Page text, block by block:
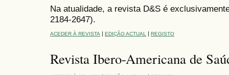
Na atualidade, a revista D&S é
2184-2647).
ACEDER À REVISTA | EDIÇÃO ACTUAL | REGISTO
Revista Ibero-Americana de